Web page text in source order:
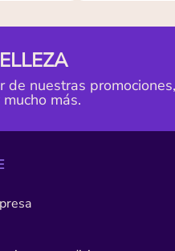
de nuestras promociones,
más.